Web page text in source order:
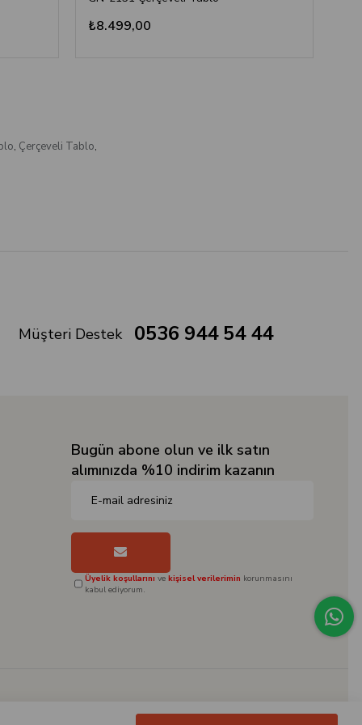
₺8.499,00
, Çerçeveli Tablo,
Müşteri Destek 0536 944 54 44
Bugün abone olun ve ilk satın
alımınızda %10 indirim kazanın
Üyelik koşullarını vekişisel verilerimin korunmasını
kabul ediyorum.